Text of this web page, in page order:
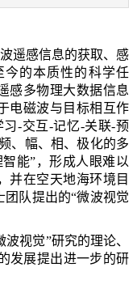
遥感信息的获取、感
的本质性的科学任
感多物理大数据信息
电磁波与目标相互作
-交互-记忆-关联-预
、幅、相、极化的多
能”，形成人眼难以
并在空天地海环境目
队提出的“微波视觉
视觉”研究的理论、
发展提出进一步的研